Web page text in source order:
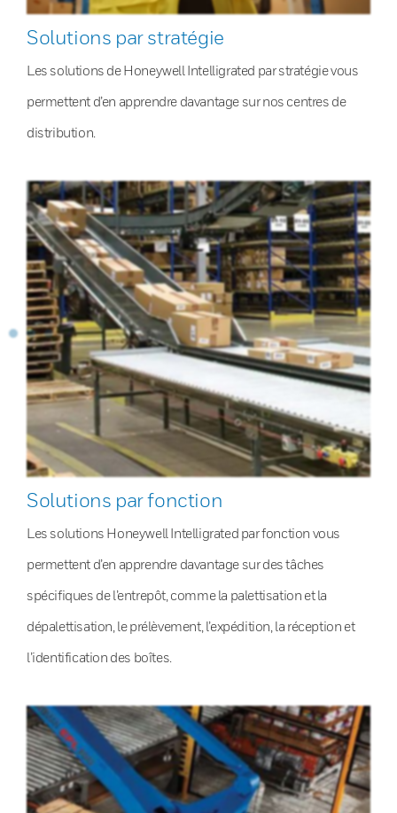
Solutions par stratégie
Les solutions de Honeywell Intelligrated par stratégie vous
permettent d’en apprendre davantage sur nos centres de
distribution.
Solutions par fonction
Les solutions Honeywell Intelligrated par fonction vous
permettent d’en apprendre davantage sur des tâches
spécifiques de l’entrepôt, comme la palettisation et la
dépalettisation, le prélèvement, l’expédition, la réception et
l’identification des boîtes.